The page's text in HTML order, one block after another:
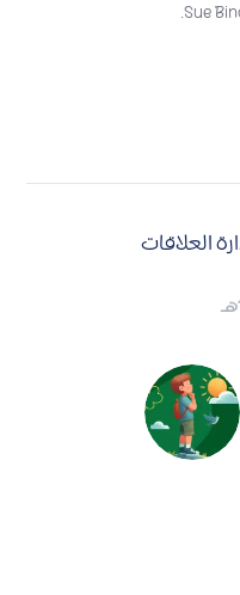
Sue
العلاقات